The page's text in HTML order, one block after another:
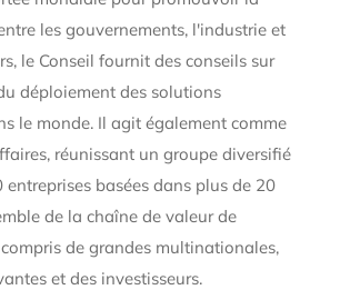
les gouvernements, l'industrie et
le Conseil fournit des conseils sur
déploiement des solutions
le monde. Il agit également comme
réunissant un groupe diversifié
entreprises basées dans plus de 20
de la chaîne de valeur de
de grandes multinationales,
et des investisseurs.